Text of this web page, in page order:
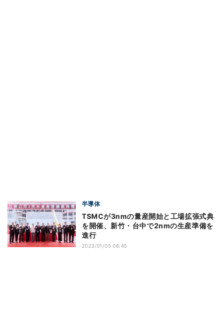
半導体
TSMCが3nmの量産開始と工場拡張式典
を開催、新竹・台中で2nmの生産準備を
進行
2023/01/05 06:45